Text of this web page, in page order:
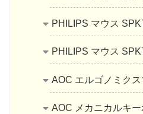
PHILIPS マウス
PHILIPS マウス
AOC エルゴノミク
AOC メカニカルキ